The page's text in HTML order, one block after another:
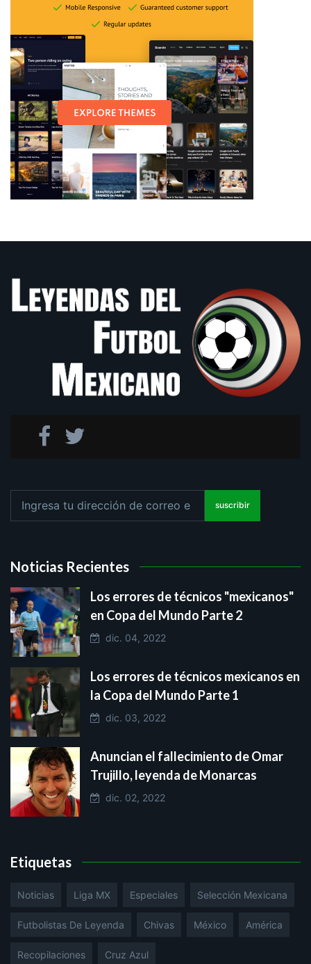
suscribir
Noticias Recientes
Los errores de técnicos "mexicanos"
en Copa del Mundo Parte 2
dic. 04, 2022
Los errores de técnicos mexicanos en
la Copa del Mundo Parte 1
dic. 03, 2022
Anuncian el fallecimiento de Omar
Trujillo, leyenda de Monarcas
dic. 02, 2022
Etiquetas
Noticias Liga MX Especiales Selección Mexicana
Futbolistas De Leyenda Chivas México América
Recopilaciones Cruz Azul